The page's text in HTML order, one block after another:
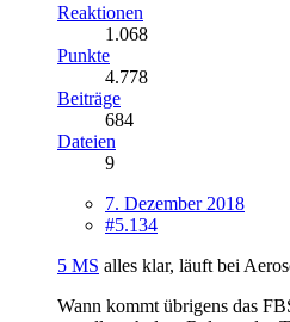
Reaktionen
1.068
Punkte
4.778
Beiträge
684
Dateien
9
7. Dezember 2018
#5.134
5 MS alles klar, läuft bei
Wann kommt übrigens das